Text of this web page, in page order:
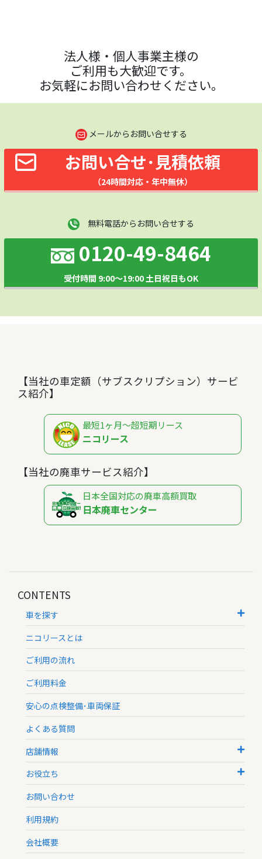
法人様・個人事業主様の
ご利用も大歓迎です。
お気軽にお問い合わせください。
メールからお問い合せする
お問い合せ･見積依頼
（24時間対応・年中無休）
無料電話からお問い合せする
0120-49-8464
受付時間 9:00～19:00 土日祝日もOK
【当社の車定額（サブスクリプション）サービ
ス紹介】
最短1ヶ月～超短期リース
ニコリース
【当社の廃車サービス紹介】
日本全国対応の廃車高額買取
日本廃車センター
CONTENTS
車を探す
ニコリースとは
ご利用の流れ
ご利用料金
安心の点検整備･車両保証
よくある質問
店舗情報
お役立ち
お問い合わせ
利用規約
会社概要